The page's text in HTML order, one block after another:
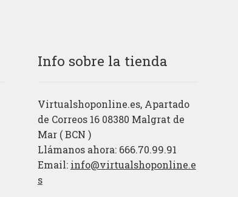
Info sobre la tienda
Virtualshoponline.es, Apartado
de Correos 16 08380 Malgrat de
Mar ( BCN )
Llámanos ahora: 666.70.99.91
Email: info@virtualshoponline.e
s